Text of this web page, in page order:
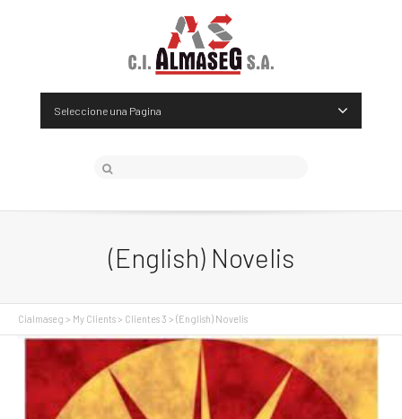
Seleccione una Pagina
(English) Novelis
Cialmaseg > My Clients> Clientes 3 > (English) Novelis